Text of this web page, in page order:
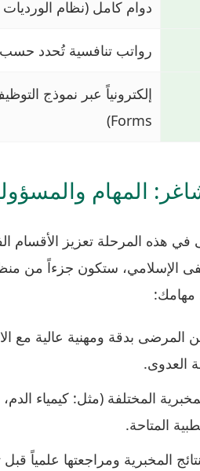
دوام كامل (نظام
رواتب تنافسية تُحدد حسب
Forms)
المهام
هذه المرحلة تعزيز الأقسام
الإسلامي، ستكون جزءاً من
مهامك:
بدقة ومهنية عالية مع
العدوى.
المختلفة (مثل: كيمياء
المتاحة.
المخبرية ومراجعتها علمياً قبل